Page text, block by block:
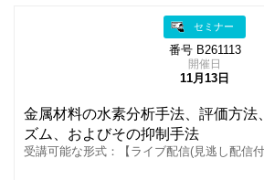
セミナー
番号 B261113
開催日
11月13日
金属材料の水素分析手法、評価方法
ズム、およびその抑制手法
受講可能な形式：【ライブ配信(見逃し配信付